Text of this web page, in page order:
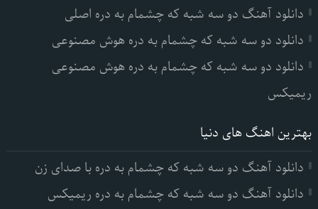
دانلود آهنگ دو سه شبه که چشمام به دره اصلی
دانلود دو سه شبه که چشمام به دره هوش مصنوعی
دانلود دو سه شبه که چشمام به دره هوش مصنوعی
ریمیکس
بهترین اهنگ های دنیا
دانلود آهنگ دو سه شبه که چشمام به دره با صدای زن
دانلود آهنگ دو سه شبه که چشمام به دره ریمیکس